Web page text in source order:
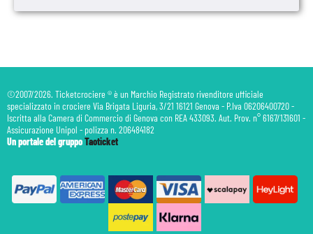
©2007/2026. Ticketcrociere ® è un Marchio Registrato rivenditore ufficiale
specializzato in crociere Via Brigata Liguria, 3/21 16121 Genova - P.Iva 06206400720 -
Iscritta alla Camera di Commercio di Genova con REA 433093. Aut. Prov. n° 6167/131601 -
Assicurazione Unipol - polizza n. 206484182
Un portale del gruppoTaoticket